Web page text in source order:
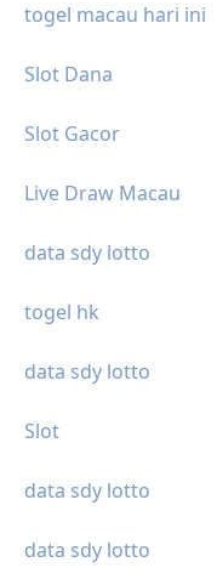
togel macau hari ini
Slot Dana
Slot Gacor
Live Draw Macau
data sdy lotto
togel hk
data sdy lotto
Slot
data sdy lotto
data sdy lotto